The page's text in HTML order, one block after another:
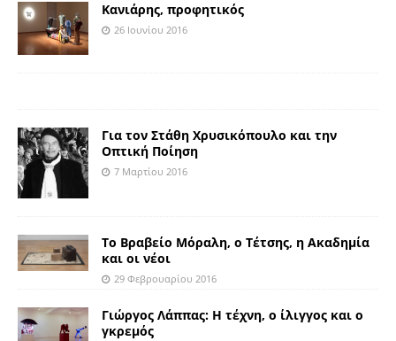
Κανιάρης, προφητικός
26 Ιουνίου 2016
Για τον Στάθη Χρυσικόπουλο και την
Οπτική Ποίηση
7 Μαρτίου 2016
Το Βραβείο Μόραλη, ο Τέτσης, η Ακαδημία
και οι νέοι
29 Φεβρουαρίου 2016
Γιώργος Λάππας: Η τέχνη, ο ίλιγγος και ο
γκρεμός